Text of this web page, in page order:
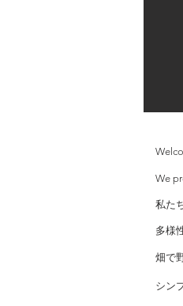
We
私た
多様
畑で
シン